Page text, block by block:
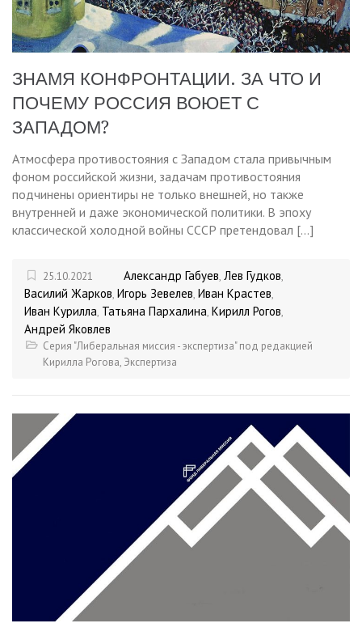
ЗНАМЯ КОНФРОНТАЦИИ. ЗА ЧТО И
ПОЧЕМУ РОССИЯ ВОЮЕТ С
ЗАПАДОМ?
Атмосфера противостояния с Западом стала привычным
фоном российской жизни, задачам противостояния
подчинены ориентиры не только внешней, но также
внутренней и даже экономической политики. В эпоху
классической холодной войны СССР претендовал […]
25.10.2021 Александр Габуев, Лев Гудков,
Василий Жарков, Игорь Зевелев, Иван Крастев,
Иван Курилла, Татьяна Пархалина, Кирилл Рогов,
Андрей Яковлев
Серия "Либеральная миссия - экспертиза" под редакцией
Кирилла Рогова, Экспертиза